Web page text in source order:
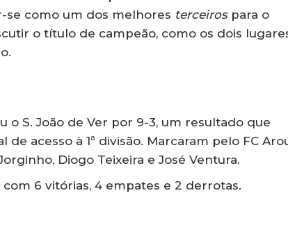
se como um dos melhores terceirospara o
o título de campeão, como os dois
o S. João de Ver por 9-3, um resultado que
acesso à 1ª divisão. Marcaram pelo FC
Diogo Teixeira e José Ventura.
6 vitórias, 4 empates e 2 derrotas.